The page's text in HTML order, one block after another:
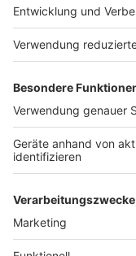
Feinsand und
ist der Silbersee II
Familie. Ob Sie
auf der
Sie Surfen,
nur eine Tasse
jeden das Richtige
Zur Internetseite
Anzeige